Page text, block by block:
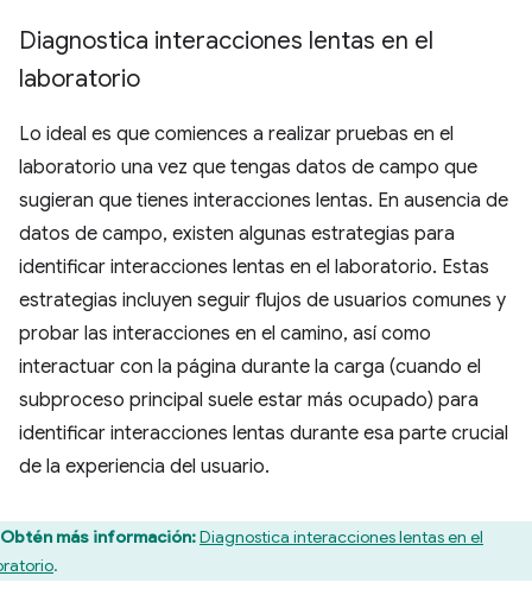
Diagnostica interacciones lentas en el
laboratorio
Lo ideal es que comiences a realizar pruebas en el
laboratorio una vez que tengas datos de campo que
sugieran que tienes interacciones lentas. En ausencia de
datos de campo, existen algunas estrategias para
identificar interacciones lentas en el laboratorio. Estas
estrategias incluyen seguir flujos de usuarios comunes y
probar las interacciones en el camino, así como
interactuar con la página durante la carga (cuando el
subproceso principal suele estar más ocupado) para
identificar interacciones lentas durante esa parte crucial
de la experiencia del usuario.
Obtén más información:Diagnostica interacciones lentas en el
.